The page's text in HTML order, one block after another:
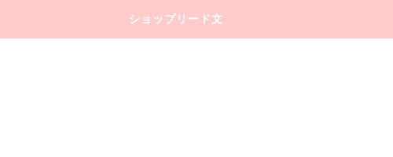
ショップリード文